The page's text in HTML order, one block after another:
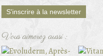
S'inscrire à la newsletter
Vous aimerez aussi :